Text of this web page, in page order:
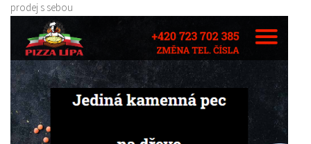
prodej s sebou